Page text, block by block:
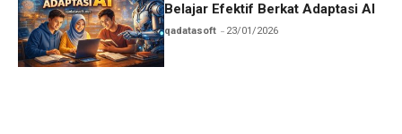
Belajar Efektif Berkat Adaptasi AI
qadatasoft 23/01/2026